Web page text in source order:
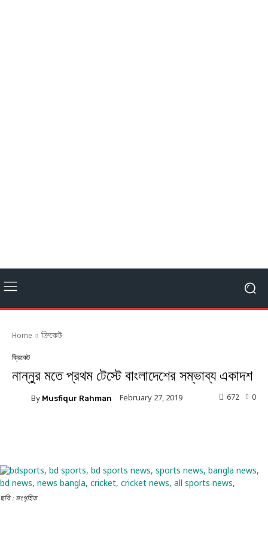
Home ক্রিকেট
ক্রিকেট
নান্নুর মতে প্রথম টেস্টে বাংলাদেশের সম্ভাব্য একাদশ
By Musfiqur Rahman February 27, 2019 0
672
ছবি : সংগৃহিত